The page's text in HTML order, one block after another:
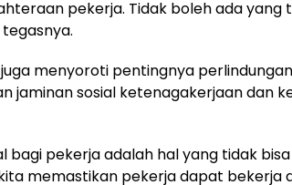
pekerja. Tidak boleh ada yang
menyoroti pentingnya
jaminan sosial ketenagakerjaan dan
bagi pekerja adalah hal yang tidak
memastikan pekerja dapat bekerja